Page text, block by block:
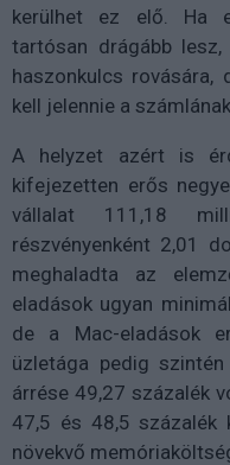
kerülhet ez elő. Ha
tartósan drágább
haszonkulcs rovására,
kell jelennie a
A helyzet azért is
kifejezetten erős
vállalat 111,18
részvényenként 2,01
meghaladta az
eladások ugyan
de a Mac-eladások
üzletága pedig
árrése 49,27 százalék
47,5 és 48,5 százalék
növekvő